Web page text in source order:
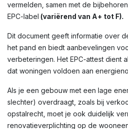
vermelden, samen met de
EPC-label (variërend van A+ tot F).
Dit document geeft informatie over
het pand en biedt aanbevelingen
verbeteringen. Het EPC-attest dient
dat woningen voldoen aan
Als je een gebouw met een lage
slechter) overdraagt, zoals bij
opstalrecht, moet je ook duidelijk
renovatieverplichting op de